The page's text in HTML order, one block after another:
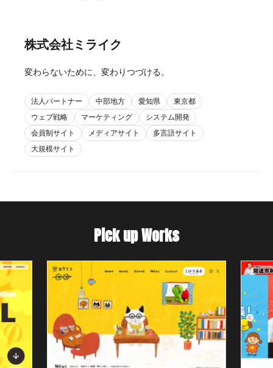
株式会社ミライク
変わらないために、変わりつづける。
法人パートナー 中部地方 愛知県
東京都
ウェブ戦略
マーケティング
システム開発
会員制サイト
メディアサイト
多言語サイト
大規模サイト
Pick up Works